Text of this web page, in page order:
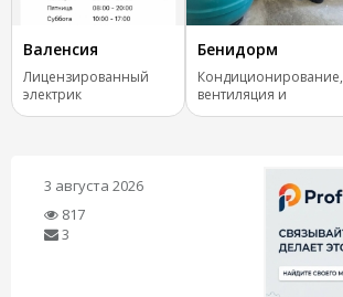
Валенсия
Лицензированный
электрик
Бенидорм
Кондиционирование,
вентиляция и
отопление.
3 августа 2026
817
3